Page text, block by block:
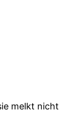
melkt nicht